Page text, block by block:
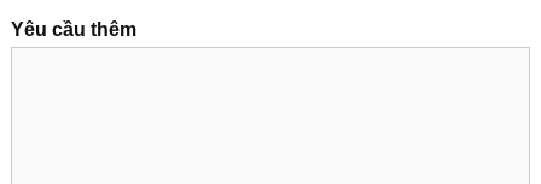
Yêu cầu thêm